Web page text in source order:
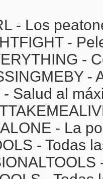
- Los
-
-
-
Salud al
- La
- Todas